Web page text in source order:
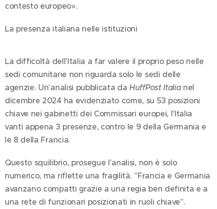
contesto europeo».
La presenza italiana nelle istituzioni
La difficoltà dell'Italia a far valere il proprio peso nelle
sedi comunitarie non riguarda solo le sedi delle
agenzie. Un'analisi pubblicata daHuffPost Italianel
dicembre 2024 ha evidenziato come, su 53 posizioni
chiave nei gabinetti dei Commissari europei, l'Italia
vanti appena 3 presenze, contro le 9 della Germania e
le 8 della Francia.
Questo squilibrio, prosegue l'analisi, non è solo
numerico, ma riflette una fragilità. "Francia e Germania
avanzano compatti grazie a una regia ben definita e a
una rete di funzionari posizionati in ruoli chiave".